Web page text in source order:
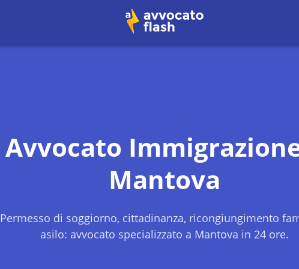
Avvocato
Mantova
Permesso di soggiorno, cittadinanza, ricongiungimento
asilo: avvocato specializzato a Mantova in 24 ore.